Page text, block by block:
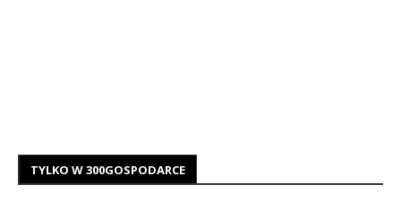
TYLKO W 300GOSPODARCE